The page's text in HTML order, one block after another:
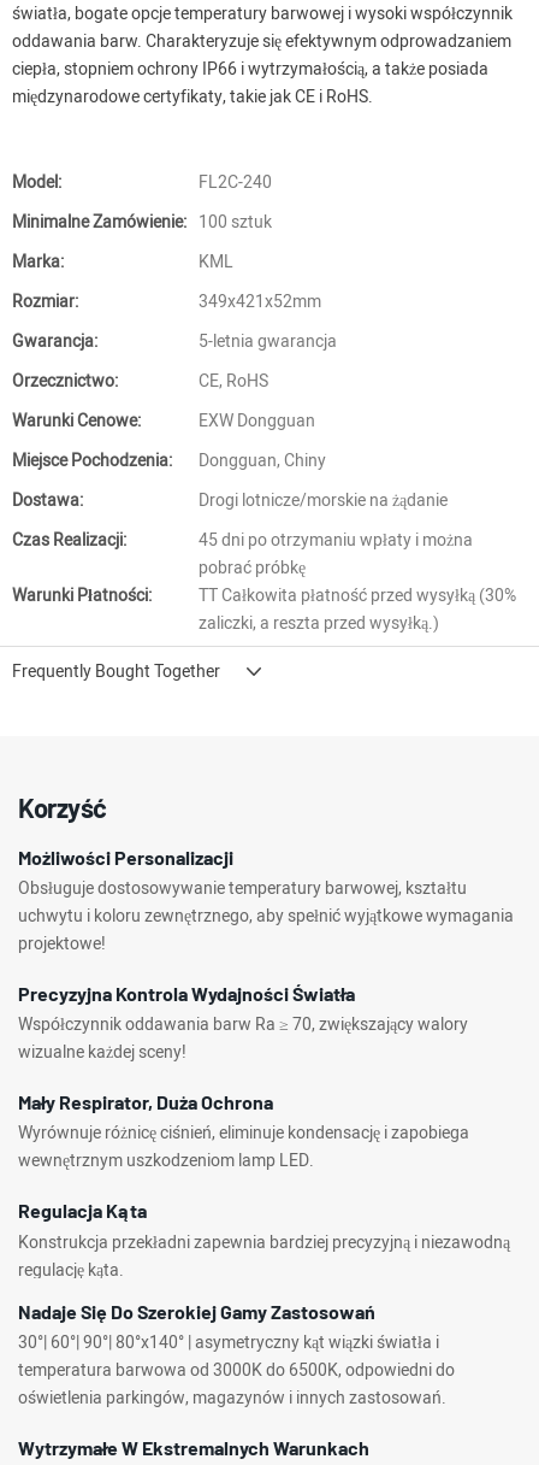
światła, bogate opcje temperatury barwowej i wysoki współczynnik
oddawania barw. Charakteryzuje się efektywnym odprowadzaniem
ciepła, stopniem ochrony IP66 i wytrzymałością, a także posiada
międzynarodowe certyfikaty, takie jak CE i RoHS.
Model:
FL2C-240
Minimalne Zamówienie: 100 sztuk
Marka:
KML
Rozmiar:
349x421x52mm
Gwarancja:
5-letnia gwarancja
Orzecznictwo:
CE, RoHS
Warunki Cenowe:
EXW Dongguan
Miejsce Pochodzenia:
Dongguan, Chiny
Dostawa:
Drogi lotnicze/morskie na żądanie
Czas Realizacji:
45 dni po otrzymaniu wpłaty i można
pobrać próbkę
Warunki Płatności:
TT Całkowita płatność przed wysyłką (30%
zaliczki, a reszta przed wysyłką.)
Frequently Bought Together
Korzyść
Możliwości Personalizacji
Obsługuje dostosowywanie temperatury barwowej, kształtu
uchwytu i koloru zewnętrznego, aby spełnić wyjątkowe wymagania
projektowe!
Precyzyjna Kontrola Wydajności Światła
Współczynnik oddawania barw Ra ≥ 70, zwiększający walory
wizualne każdej sceny!
Mały Respirator, Duża Ochrona
Wyrównuje różnicę ciśnień, eliminuje kondensację i zapobiega
wewnętrznym uszkodzeniom lamp LED.
Regulacja Kąta
Konstrukcja przekładni zapewnia bardziej precyzyjną i niezawodną
regulację kąta.
Nadaje Się Do Szerokiej Gamy Zastosowań
30°| 60°| 90°| 80°x140° | asymetryczny kąt wiązki światła i
temperatura barwowa od 3000K do 6500K, odpowiedni do
oświetlenia parkingów, magazynów i innych zastosowań.
Wytrzymałe W Ekstremalnych Warunkach